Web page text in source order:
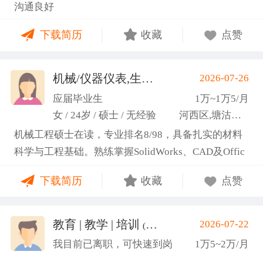
沟通良好
下载简历 收藏 点赞
机械/仪器仪表,生产管理/研发 (高蕾)
2026-07-26
应届毕业生
1万~1万5/月
女 / 24岁 / 硕士 / 无经验
河西区,塘沽区,东丽区
机械工程硕士在读，专业排名8/98，具备扎实的材料
科学与工程基础。熟练掌握SolidWorks、CAD及Offic
2项天津市科研项目，擅长实验设计与数据分析;曾带
优秀的团队协作与沟通协调能力，责任心强，渴望将
科研严谨性融入实践工作中
下载简历 收藏 点赞
教育 | 教学 | 培训 (汤山文)
2026-07-22
我目前已离职，可快速到岗
1万5~2万/月